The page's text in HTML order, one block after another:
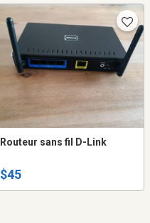
Routeur sans fil D-Link
$45